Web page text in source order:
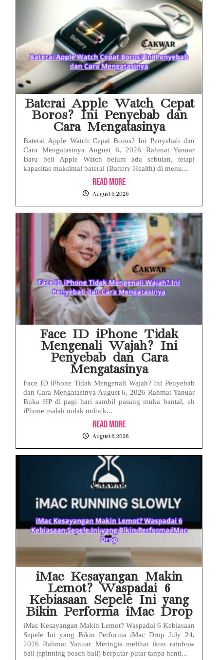
Baterai Apple Watch Cepat
Boros? Ini Penyebab dan
Cara Mengatasinya
Baterai Apple Watch Cepat Boros? Ini Penyebab dan
Cara Mengatasinya August 6, 2026 Rahmat Yanuar
Baru beli Apple Watch belum ada sebulan, tetapi
kapasitas maksimal baterai (Battery Health) di menu...
Read More
August 6, 2026
Face ID iPhone Tidak
Mengenali Wajah? Ini
Penyebab dan Cara
Mengatasinya
Face ID iPhone Tidak Mengenali Wajah? Ini Penyebab
dan Cara Mengatasinya August 6, 2026 Rahmat Yanuar
Buka HP di pagi hari sambil pasang muka bantal, eh
iPhone malah nolak unlock...
Read More
August 6, 2026
iMac Kesayangan Makin
Lemot? Waspadai 6
Kebiasaan Sepele Ini yang
Bikin Performa iMac Drop
iMac Kesayangan Makin Lemot? Waspadai 6 Kebiasaan
Sepele Ini yang Bikin Performa iMac Drop July 24,
2026 Rahmat Yanuar Meringis melihat ikon rainbow
ball (spinning beach ball) berputar-putar tanpa henti...